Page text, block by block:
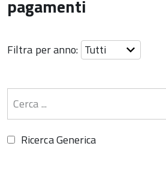
pagamenti
Filtra per anno:
Ricerca Generica